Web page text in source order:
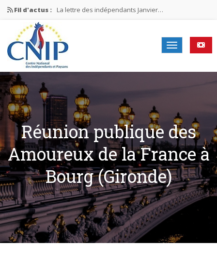
Fil d'actus : La lettre des indépendants Janvier…
La lettre des indépendants Novembre…
La lettre des indépendants Juin…
Mission nationale ÉLECTIONS MUNICIPALES 2026
La lettre des indépendants N°2-2026
Réunion publique des
Amoureux de la France à
Bourg (Gironde)